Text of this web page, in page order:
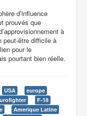
d’influence
prouvés que
à
peut-être difficile à
pour le
pourtant bien réelle.
USA
europe
F-18
Amerique Latine